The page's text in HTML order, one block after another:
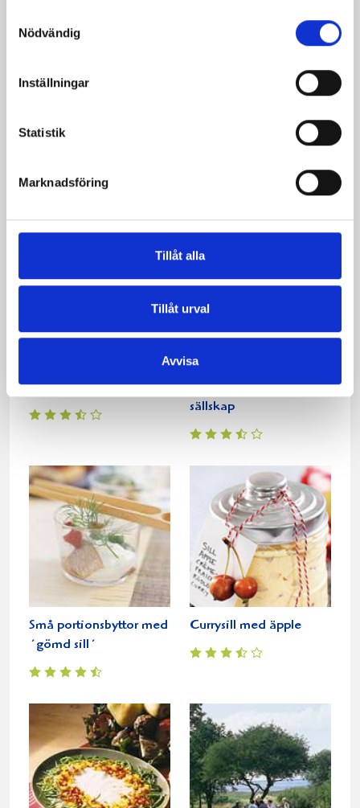
Nödvändig
Inställningar
Statistik
Marknadsföring
Tillåt alla
Tillåt urval
Avvisa
Claras enbärssill med
Dundersillen
Fransk senapssill i gott
sällskap
Små portionsbyttor med
´gömd sill´
Currysill med äpple